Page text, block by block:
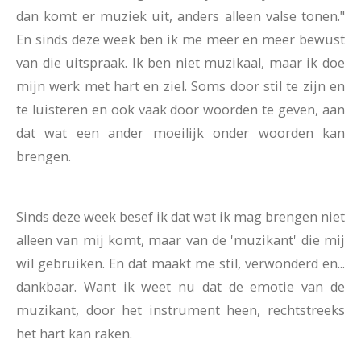
dan komt er muziek uit, anders alleen valse tonen."
En sinds deze week ben ik me meer en meer bewust
van die uitspraak. Ik ben niet muzikaal, maar ik doe
mijn werk met hart en ziel. Soms door stil te zijn en
te luisteren en ook vaak door woorden te geven, aan
dat wat een ander moeilijk onder woorden kan
brengen.
Sinds deze week besef ik dat wat ik mag brengen niet
alleen van mij komt, maar van de 'muzikant' die mij
wil gebruiken. En dat maakt me stil, verwonderd en...
dankbaar. Want ik weet nu dat de emotie van de
muzikant, door het instrument heen, rechtstreeks
het hart kan raken.